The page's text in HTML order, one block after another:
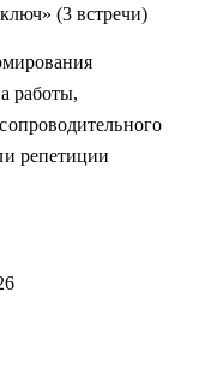
(3 встречи)
работы,
репетиции